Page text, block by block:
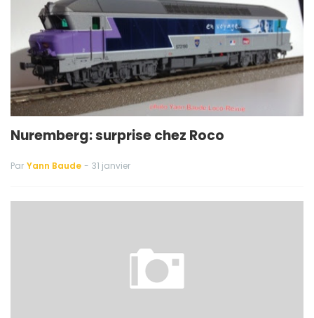
Nuremberg: surprise chez Roco
Par Yann Baude - 31 janvier